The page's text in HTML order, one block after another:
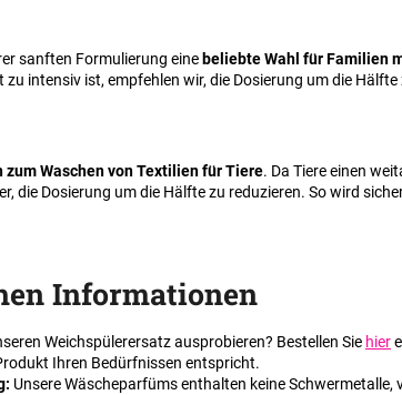
sanften Formulierung einebeliebte Wahl für Familien
intensiv ist, empfehlen wir, die Dosierung um die Hälfte
zum Waschen von Textilien für Tiere. Da Tiere einen
die Dosierung um die Hälfte zu reduzieren. So wird
Informationen
Weichspülerersatz ausprobieren? Bestellen Sie hier
Ihren Bedürfnissen entspricht.
Unsere Wäscheparfüms enthalten keine Schwermetalle,